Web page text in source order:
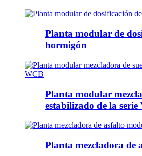
Planta modular de
hormigón
Planta modular
estabilizado de la serie
Planta mezcladora de